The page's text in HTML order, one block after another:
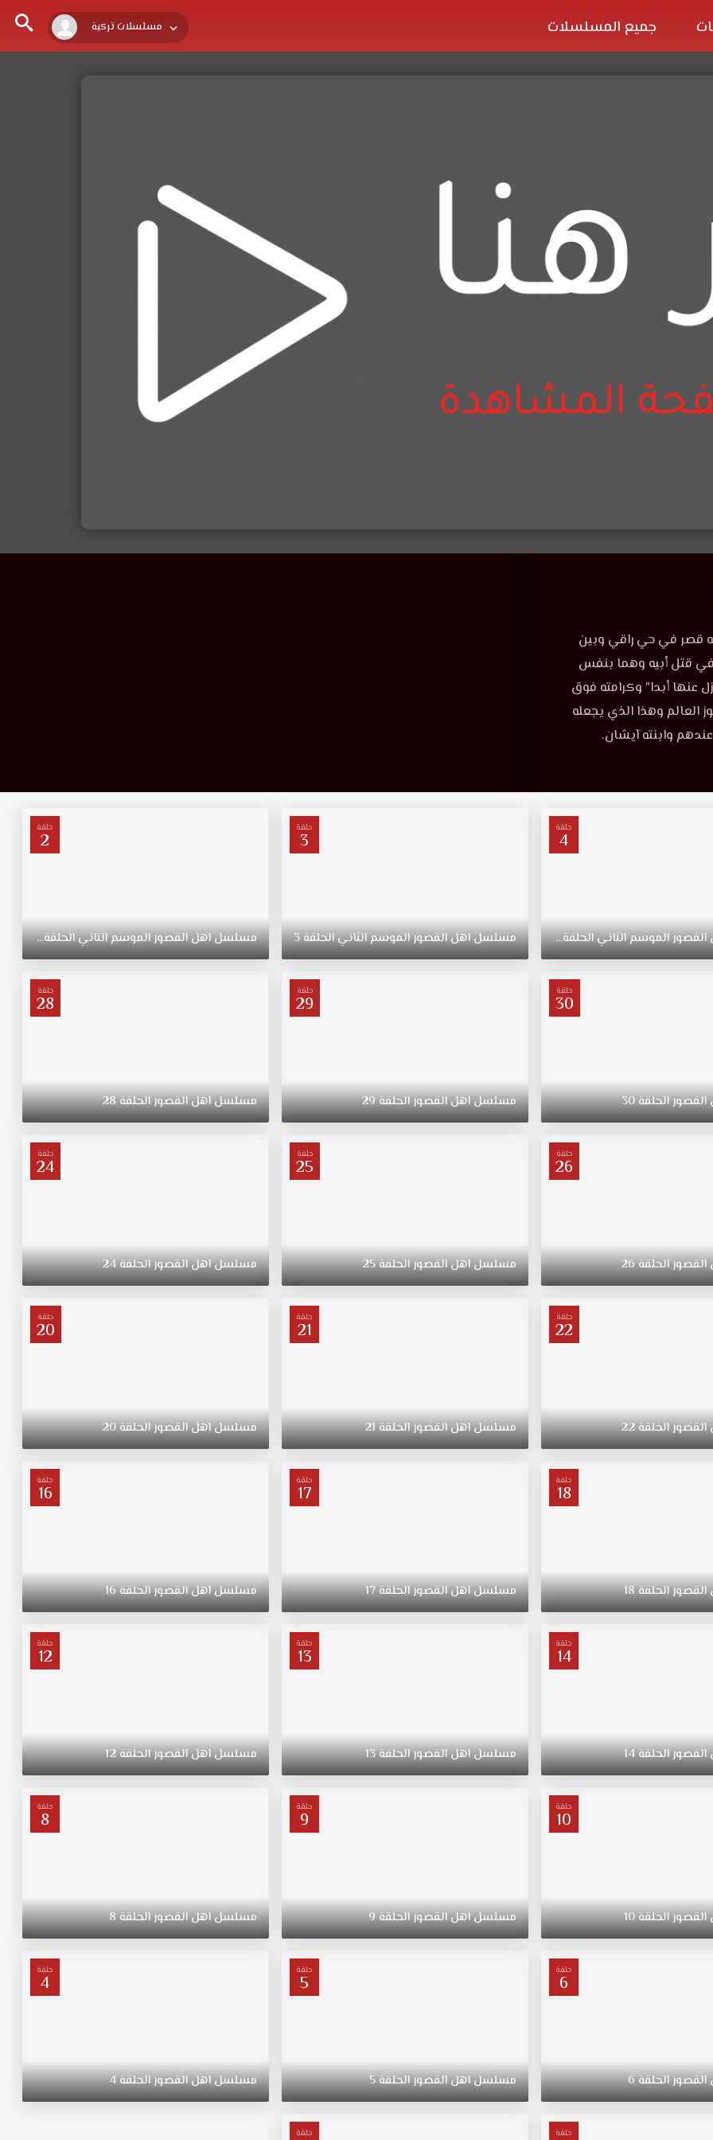
مسلسلات تركية جميع المسلسلات
قصر في حي راقي وبين
قتل أبيه وهما بنفس
عنها أبدا" وكرامته فوق
العالم وهذا الذي يجعله
وابنته آيشان.
حلقة
4
القصورالموسمالثانيالحلقة4
حلقة
3
مسلسلاهلالقصورالموسمالثانيالحلقة3
حلقة
2
مسلسلاهلالقصورالموسمالثانيالحلقة2
حلقة
30
القصورالحلقة30
حلقة
29
مسلسلاهلالقصورالحلقة29
حلقة
28
مسلسلاهلالقصورالحلقة28
حلقة
26
القصورالحلقة26
حلقة
25
مسلسلاهلالقصورالحلقة25
حلقة
24
مسلسلاهلالقصورالحلقة24
حلقة
22
القصورالحلقة22
حلقة
21
مسلسلاهلالقصورالحلقة21
حلقة
20
مسلسلاهلالقصورالحلقة20
حلقة
18
القصورالحلقة18
حلقة
17
مسلسلاهلالقصورالحلقة17
حلقة
16
مسلسلاهلالقصورالحلقة16
حلقة
14
القصورالحلقة14
حلقة
13
مسلسلاهلالقصورالحلقة13
حلقة
12
مسلسلاهلالقصورالحلقة12
حلقة
10
القصورالحلقة10
حلقة
9
مسلسلاهلالقصورالحلقة9
حلقة
8
مسلسلاهلالقصورالحلقة8
حلقة
6
القصورالحلقة6
حلقة
5
مسلسلاهلالقصورالحلقة5
حلقة
4
مسلسلاهلالقصورالحلقة4
حلقة حلقة